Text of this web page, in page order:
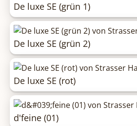
De luxe SE (grün 1)
De luxe SE (grün 2)
De luxe SE (rot)
d'feine (01)